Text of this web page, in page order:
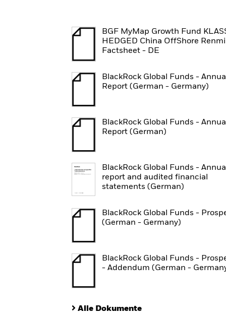
BGF MyMap Growth Fund
HEDGED China OffShore
Factsheet - DE
BlackRock Global Funds -
Report (German - Germany)
BlackRock Global Funds -
Report (German)
BlackRock Global Funds -
report and audited financial
statements (German)
BlackRock Global Funds -
(German - Germany)
BlackRock Global Funds -
- Addendum (German -
Alle Dokumente